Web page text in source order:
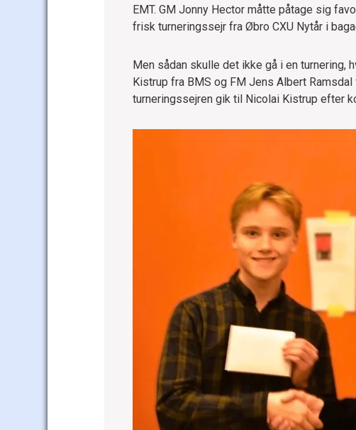
EMT. GM Jonny Hector måtte påtage sig
frisk turneringssejr fra Øbro CXU Nytår i
Men sådan skulle det ikke gå i en turnering,
Kistrup fra BMS og FM Jens Albert
turneringssejren gik til Nicolai Kistrup efter